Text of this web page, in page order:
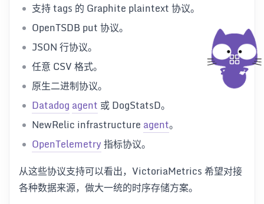
支持 tags 的 Graphite plaintext 协议。
OpenTSDB put 协议。
JSON 行协议。
任意 CSV 格式。
原生二进制协议。
Datadog agent 或 DogStatsD。
NewRelic infrastructure agent。
OpenTelemetry指标协议。
从这些协议支持可以看出，VictoriaMetrics 希望对接
各种数据来源，做大一统的时序存储方案。